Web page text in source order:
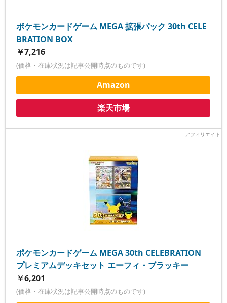
ポケモンカードゲーム MEGA 拡張パック 30th CELE
BRATION BOX
￥7,216
(価格・在庫状況は記事公開時点のものです)
Amazon
楽天市場
ポケモンカードゲーム MEGA 30th CELEBRATION
プレミアムデッキセット エーフィ・ブラッキー
￥6,201
(価格・在庫状況は記事公開時点のものです)